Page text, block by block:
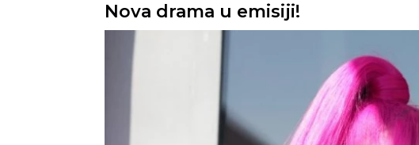
Nova drama u emisiji!